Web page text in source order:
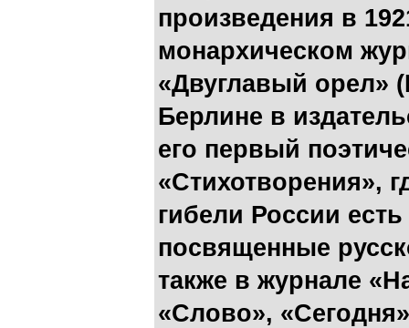
произведения в
монархическом
«Двуглавый орел»
Берлине в
его первый
«Стихотворения»,
гибели России
посвященные
также в журнале
«Слово»,